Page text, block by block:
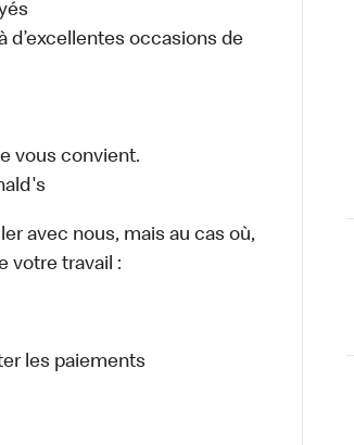
d’excellentes occasions de
vous convient.
avec nous, mais au cas où,
votre travail :
les paiements